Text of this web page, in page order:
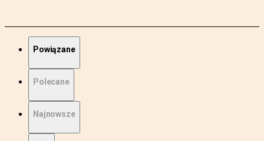
Powiązane
Polecane
Najnowsze